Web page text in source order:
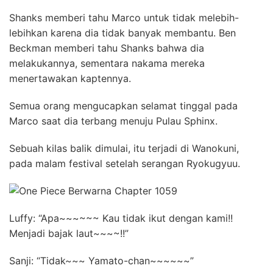
Shanks memberi tahu Marco untuk tidak melebih-
lebihkan karena dia tidak banyak membantu. Ben
Beckman memberi tahu Shanks bahwa dia
melakukannya, sementara nakama mereka
menertawakan kaptennya.
Semua orang mengucapkan selamat tinggal pada
Marco saat dia terbang menuju Pulau Sphinx.
Sebuah kilas balik dimulai, itu terjadi di Wanokuni,
pada malam festival setelah serangan Ryokugyuu.
Luffy: “Apa~~~~~~ Kau tidak ikut dengan kami!!
Menjadi bajak laut~~~~!!”
Sanji: “Tidak~~~ Yamato-chan~~~~~~”